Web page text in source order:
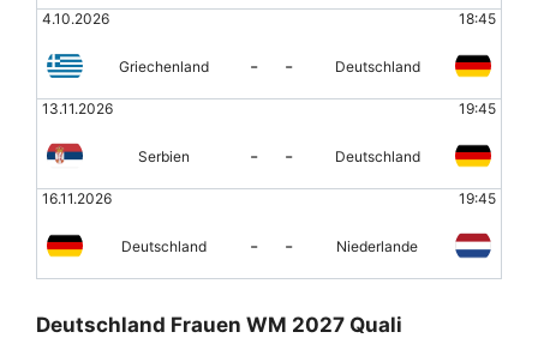
4.10.2026 18:45
Griechenland - - Deutschland
13.11.2026 19:45
Serbien - - Deutschland
16.11.2026 19:45
Deutschland - - Niederlande
Deutschland Frauen WM 2027 Quali